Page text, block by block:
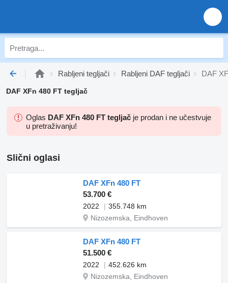
Rabljeni tegljači Rabljeni DAF tegljači DAF
DAF XFn 480 FT tegljač
Oglas DAF XFn 480 FT tegljač je prodan i ne učestvuje
u pretraživanju!
Slični oglasi
DAF XFn 480 FT
53.700 €
2022
355.748 km
Nizozemska, Eindhoven
DAF XFn 480 FT
51.500 €
2022
452.626 km
Nizozemska, Eindhoven